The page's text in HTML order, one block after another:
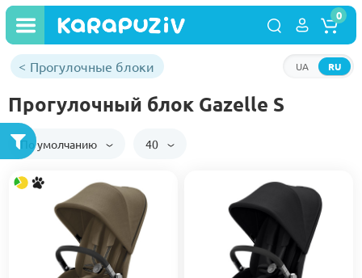
RU
UA
0
Прогулочные блоки
Прогулочный блок Gazelle S
По умолчанию 40